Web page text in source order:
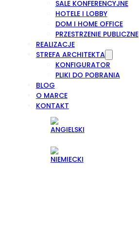
SALE KONFERENCYJNE
HOTELE I LOBBY
DOM I HOME OFFICE
PRZESTRZENIE PUBLICZNE
REALIZACJE
STREFA ARCHITEKTA
KONFIGURATOR
PLIKI DO POBRANIA
BLOG
O MARCE
KONTAKT